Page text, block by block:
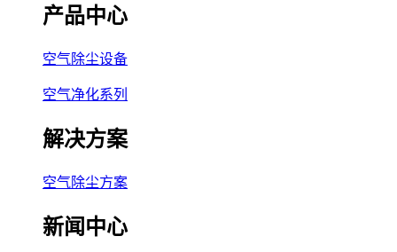
产品中心
空气除尘设备
空气净化系列
解决方案
空气除尘方案
新闻中心